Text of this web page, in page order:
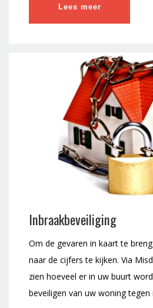
Lees meer
Inbraakbeveiliging
Om de gevaren in kaart te
naar de cijfers te kijken. Via
zien hoeveel er in uw buurt
beveiligen van uw woning tegen